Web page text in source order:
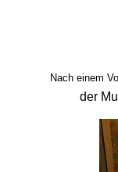
Nach einem
der